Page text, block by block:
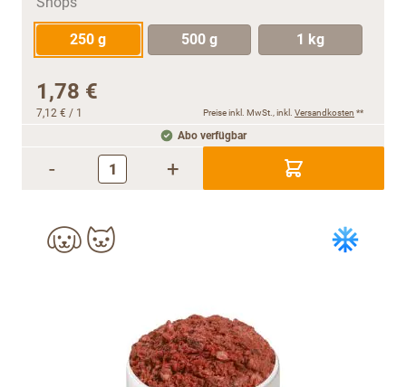
250 g 500 g 1 kg
1,78 €
7,12 € / 1 Preise inkl. MwSt., inkl. Versandkosten **
Abo verfügbar
- +